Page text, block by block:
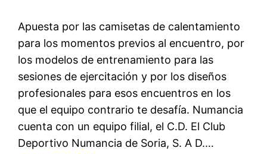
Apuesta por las camisetas de calentamiento
para los momentos previos al encuentro, por
los modelos de entrenamiento para las
sesiones de ejercitación y por los diseños
profesionales para esos encuentros en los
que el equipo contrario te desafía. Numancia
cuenta con un equipo filial, el C.D. El Club
Deportivo Numancia de Soria, S. A D.…